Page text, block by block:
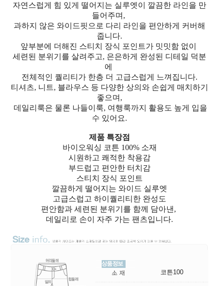
자연스럽게 힘 있게 떨어지는 실루엣이 깔끔한 라인을 만
들어주며,
과하지 않은 와이드핏으로 다리 라인을 편안하게 커버해
줍니다.
앞부분에 더해진 스티치 장식 포인트가 밋밋함 없이
세련된 분위기를 살려주고, 은은하게 완성된 디테일 덕분
에
전체적인 퀄리티가 한층 더 고급스럽게 느껴집니다.
티셔츠, 니트, 블라우스 등 다양한 상의와 손쉽게 매치하기
좋으며,
데일리룩은 물론 나들이룩, 여행룩까지 활용도 높게 입을
수 있어요.
제품 특장점
바이오워싱 코튼 100% 소재
시원하고 쾌적한 착용감
부드럽고 편안한 터치감
스티치 장식 포인트
깔끔하게 떨어지는 와이드 실루엣
고급스럽고 하이퀄리티한 완성도
편안함과 세련된 분위기를 함께 담아낸,
데일리로 손이 자주 가는 팬츠입니다.
코튼100